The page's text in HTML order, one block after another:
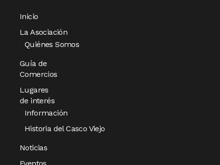
Inicio
La Asociación
Quiénes Somos
Guía de
Comercios
Lugares
de interés
Información
Historia del Casco Viejo
Noticias